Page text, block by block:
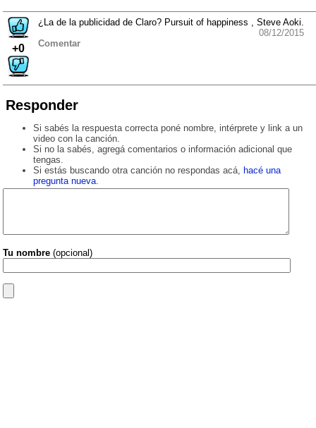
+0
¿La de la publicidad de Claro? Pursuit of happiness , Steve Aoki.
08/12/2015
Comentar
Responder
Si sabés la respuesta correcta poné nombre, intérprete y link a un
video con la canción.
Si no la sabés, agregá comentarios o información adicional que
tengas.
Si estás buscando otra canción no respondas acá, hacé una
pregunta nueva.
Tu nombre (opcional)